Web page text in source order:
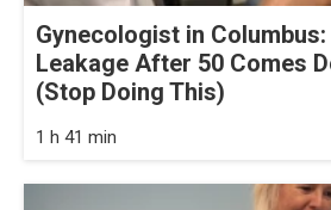
Gynecologist in
Leakage After 50 Comes
(Stop Doing This)
1 h 41 min